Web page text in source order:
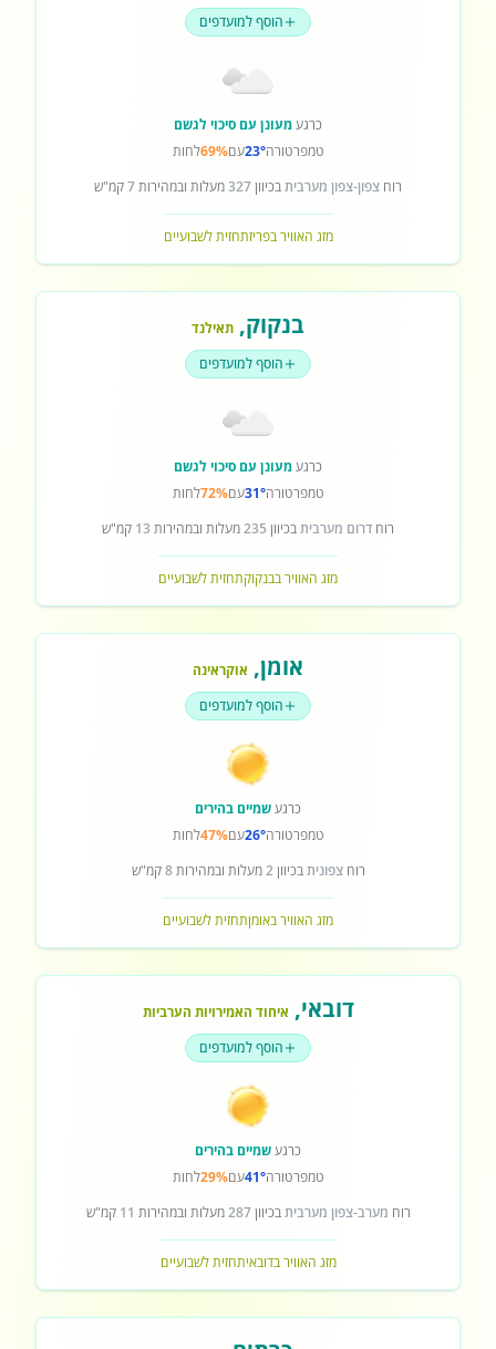
הוסף למועדפים
כרגעמעונן עם סיכוי לגשם
טמפרטורה23°עם69%לחות
רוח צפון-צפון מערביתבכיוון327מעלות ובמהירות7קמ"ש
מזג האוויר בפריזתחזית לשבועיים
בנקוק, תאילנד
הוסף למועדפים
כרגעמעונן עם סיכוי לגשם
טמפרטורה31°עם72%לחות
רוח דרום מערביתבכיוון 235מעלות ובמהירות 13 קמ"ש
מזג האוויר בבנקוקתחזית לשבועיים
אומן, אוקראינה
הוסף למועדפים
כרגעשמיים בהירים
טמפרטורה26°עם47%לחות
רוחצפוניתבכיוון2מעלות ובמהירות8קמ"ש
מזג האוויר באומןתחזית לשבועיים
דובאי, איחוד האמירויות הערביות
הוסף למועדפים
כרגעשמיים בהירים
טמפרטורה41°עם29%לחות
רוח מערב-צפון מערביתבכיוון287מעלות ובמהירות 11 קמ"ש
מזג האוויר בדובאיתחזית לשבועיים